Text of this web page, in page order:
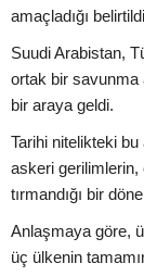
amaçladığı
Suudi Arabistan,
ortak bir savunma
bir araya geldi.
Tarihi nitelikteki
askeri gerilimlerin,
tırmandığı bir
Anlaşmaya göre,
üç ülkenin